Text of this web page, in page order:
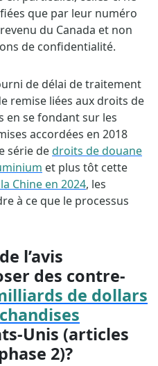
que par leur numéro
du Canada et non
de confidentialité.
de délai de traitement
remise liées aux droits de
en se fondant sur les
accordées en 2018
série dedroits de douane
et plus tôt cette
Chine en 2024, les
à ce que le processus
l’avis
des contre-
de dollars
Unis (articles
2)?